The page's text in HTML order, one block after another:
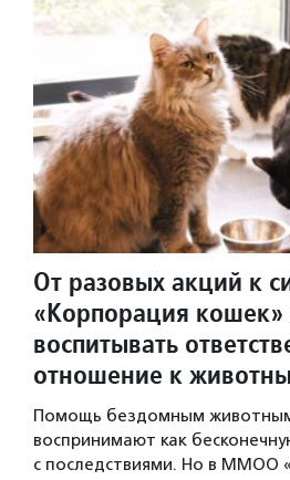
От разовых акций к
«Корпорация кошек»
воспитывать
отношение к
Помощь бездомным
воспринимают как
с последствиями. Но в ММОО